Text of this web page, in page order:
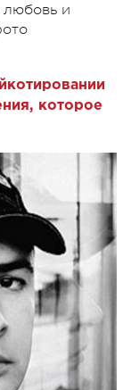
любовь и
которое